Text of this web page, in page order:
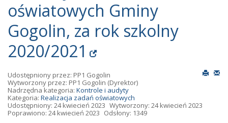
oświatowych Gminy
Gogolin, za rok szkolny
2020/2021
Udostępniony przez: PP1 Gogolin
Wytworzony przez: PP1 Gogolin (Dyrektor)
Nadrzędna kategoria: Kontrole i audyty
Kategoria: Realizacja zadań oświatowych
Udostępniony: 24 kwiecień 2023 Wytworzony: 24 kwiecień 2023
Poprawiono: 24 kwiecień 2023 Odsłony: 1349